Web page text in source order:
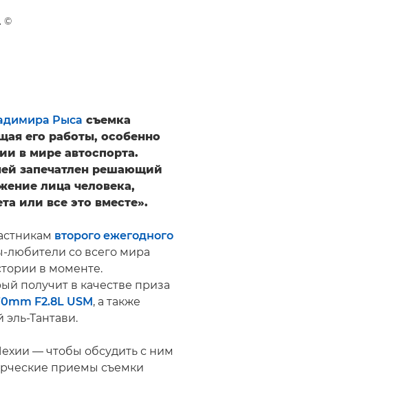
©
Рыса съемка
его работы, особенно
в мире автоспорта.
запечатлен решающий
лица человека,
или все это вместе».
второго ежегодного
со всего мира
в моменте.
получит в качестве приза
F2.8L USM , а также
Тантави.
— чтобы обсудить с ним
приемы съемки